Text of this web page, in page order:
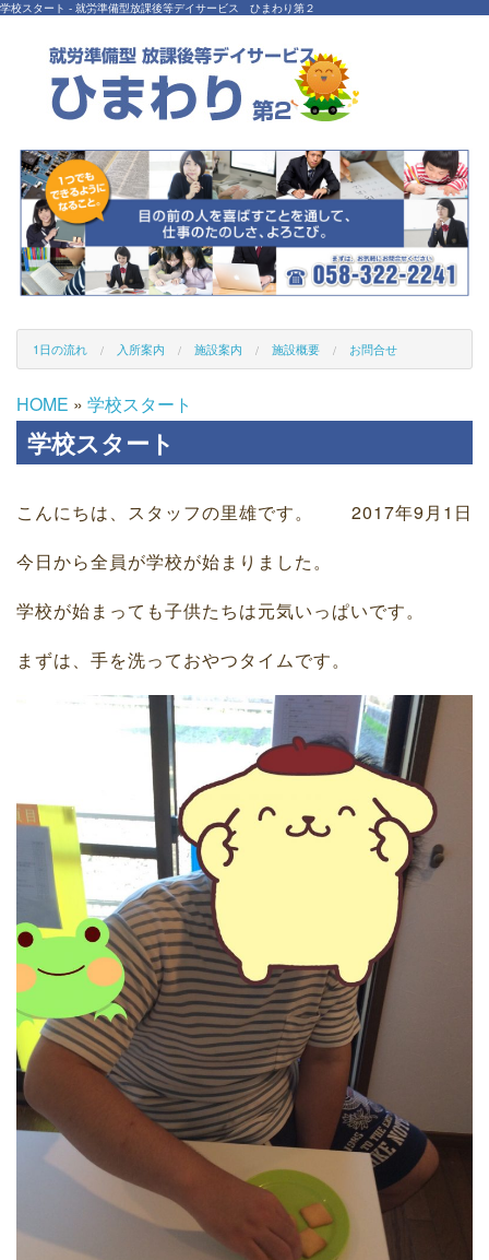
学校スタート - 就労準備型放課後等デイサービス ひまわり第２
1日の流れ 入所案内 施設案内 施設概要 お問合せ
HOME » 学校スタート
学校スタート
2017年9月1日
こんにちは、スタッフの里雄です。
今日から全員が学校が始まりました。
学校が始まっても子供たちは元気いっぱいです。
まずは、手を洗っておやつタイムです。